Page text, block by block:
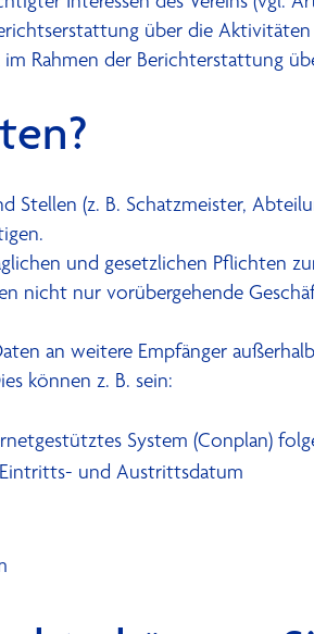
über die Aktivitäten
Rahmen der Berichterstattung
Stellen (z. B. Schatzmeister,
und gesetzlichen Pflichten
nicht nur vorübergehende
an weitere Empfänger
können z. B. sein:
System (Conplan)
und Austrittsdatum